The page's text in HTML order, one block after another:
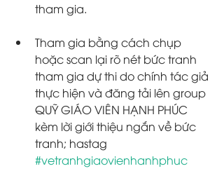
tham gia.
Tham gia bằng cách chụp
hoặc scan lại rõ nét bức tranh
tham gia dự thi do chính tác giả
thực hiện và đăng tải lên group
QUỸ GIÁO VIÊN HẠNH PHÚC
kèm lời giới thiệu ngắn về bức
tranh; hastag
#vetranhgiaovienhanhphuc